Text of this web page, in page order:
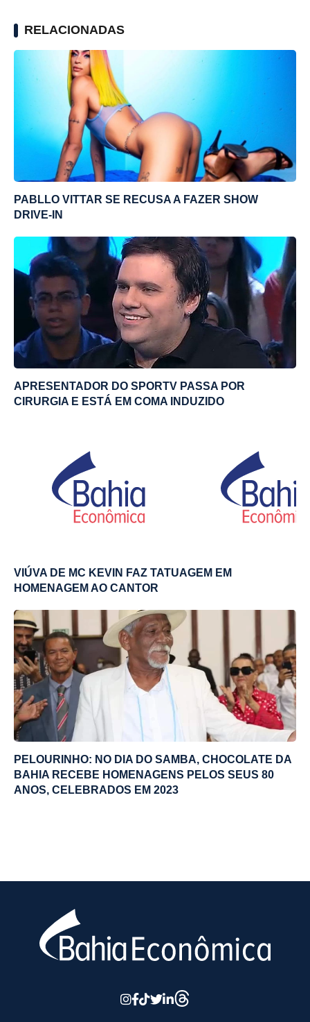
RELACIONADAS
PABLLO VITTAR SE RECUSA A FAZER SHOW
DRIVE-IN
APRESENTADOR DO SPORTV PASSA POR
CIRURGIA E ESTÁ EM COMA INDUZIDO
VIÚVA DE MC KEVIN FAZ TATUAGEM EM
HOMENAGEM AO CANTOR
PELOURINHO: NO DIA DO SAMBA, CHOCOLATE DA
BAHIA RECEBE HOMENAGENS PELOS SEUS 80
ANOS, CELEBRADOS EM 2023